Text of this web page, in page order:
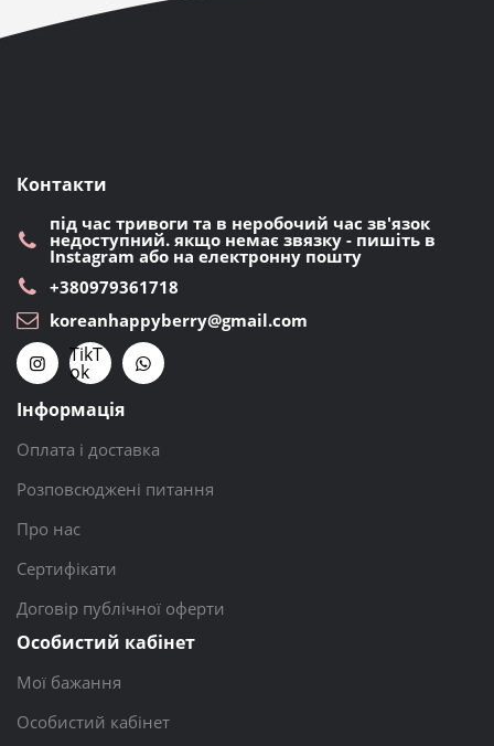
Контакти
під час тривоги та в неробочий час зв'язок
недоступний. якщо немає звязку - пишіть в
Instagram або на електронну пошту
+380979361718
koreanhappyberry@gmail.com
TikT
ok
Інформація
Оплата і доставка
Розповсюджені питання
Про нас
Сертифікати
Договір публічної оферти
Особистий кабінет
Мої бажання
Особистий кабінет